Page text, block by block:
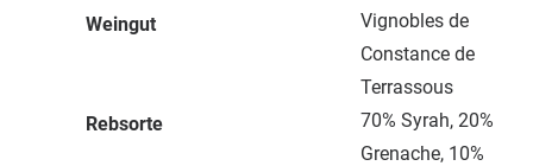
Weingut
Vignobles de
Constance de
Terrassous
Rebsorte
70% Syrah, 20%
Grenache, 10%